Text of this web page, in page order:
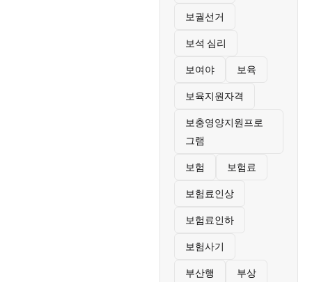
보궐선거
보석 심리
보여야 보육
보육지원자격
보충영양지원프로
그램
보험 보험료
보험료인상
보험료인하
보험사기
부산행 부상